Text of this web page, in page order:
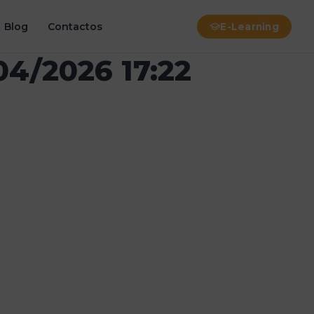
Blog Contactos E-Learning
2026 17:22